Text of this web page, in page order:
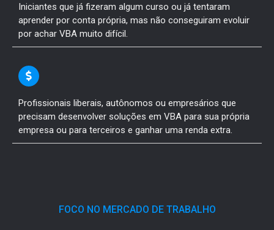
Iniciantes que já fizeram algum curso ou já tentaram
aprender por conta própria, mas não conseguiram evoluir
por achar VBA muito difícil.
Profissionais liberais, autônomos ou empresários que
precisam desenvolver soluções em VBA para sua própria
empresa ou para terceiros e ganhar uma renda extra.
FOCO NO MERCADO DE TRABALHO